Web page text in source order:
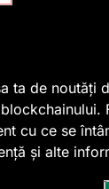
spre o
0,000005
STIRI
serviciile
ta de noutăți
cu ce se
și alte